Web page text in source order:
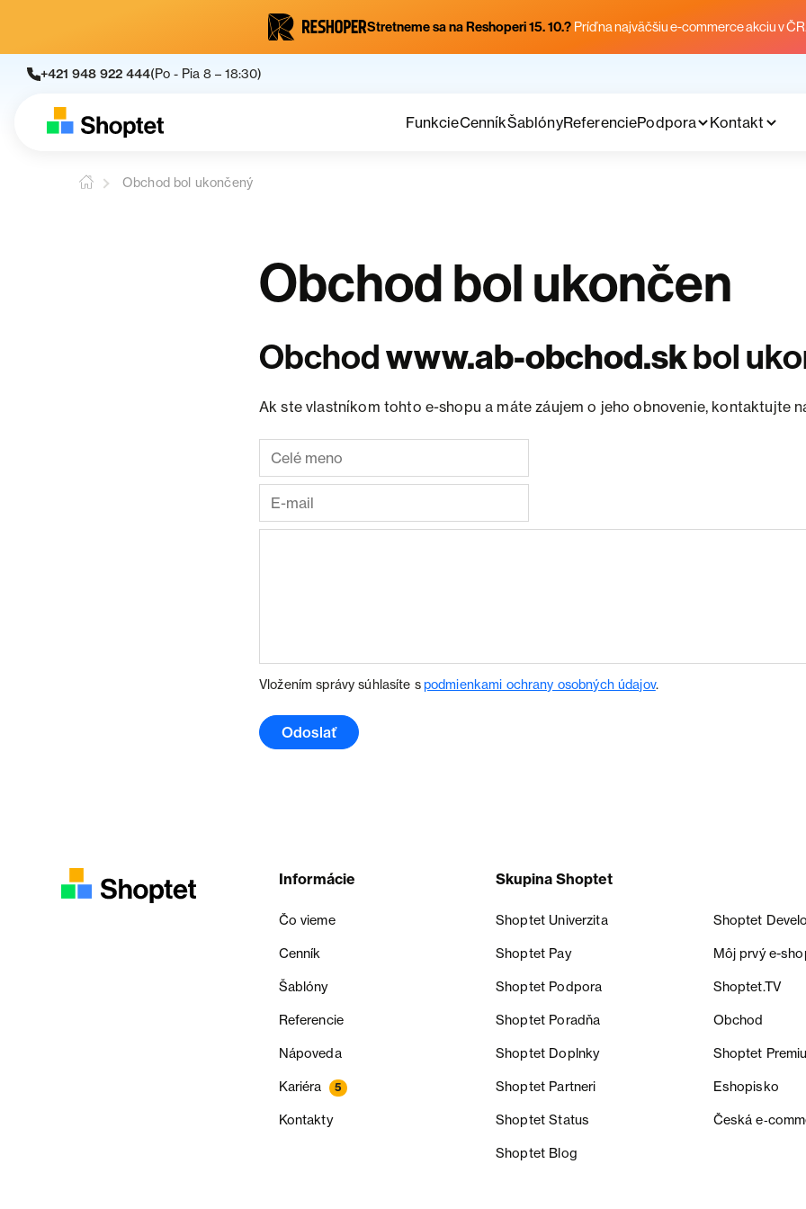
Stretneme sa na Reshoperi 15. 10.? Príď na najväčšiu e-commerce akciu v
+421 948 922 444(Po - Pia 8 – 18:30)
FunkcieCenníkŠablónyReferenciePodpora Kontakt
Obchod bol ukončený
Obchod bol ukončen
Obchodwww.ab-obchod.skbol
Ak ste vlastníkom tohto e-shopu a máte záujem o jeho obnovenie, kontaktujte
Vložením správy súhlasíte spodmienkami ochrany osobných údajov.
Odoslať
Informácie
Čo vieme
Cenník
Šablóny
Referencie
Nápoveda
Kariéra 5
Kontakty
Skupina Shoptet
Shoptet Univerzita Shoptet
Shoptet Pay Môj prvý e-
Shoptet Podpora Shoptet.TV
Shoptet Poradňa Obchod
Shoptet Doplnky Shoptet
Shoptet Partneri Eshopisko
Shoptet Status Česká
Shoptet Blog